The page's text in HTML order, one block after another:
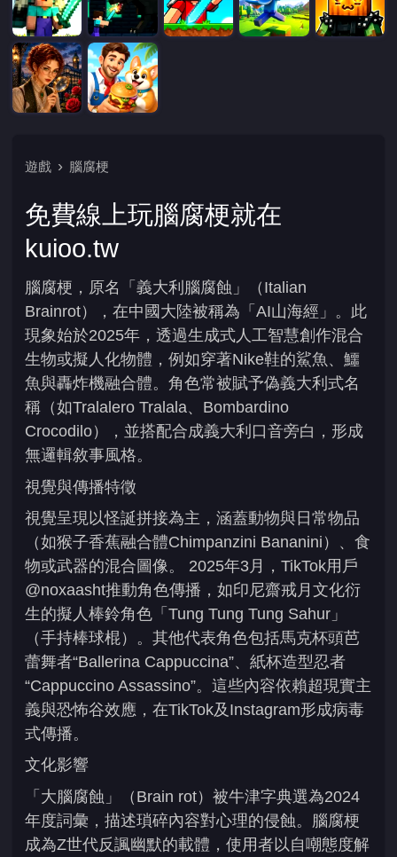
遊戲 腦腐梗
免費線上玩腦腐梗就在
kuioo.tw
腦腐梗，原名「義大利腦腐蝕」（Italian
Brainrot），在中國大陸被稱為「AI山海經」。此
現象始於2025年，透過生成式人工智慧創作混合
生物或擬人化物體，例如穿著Nike鞋的鯊魚、鱷
魚與轟炸機融合體。角色常被賦予偽義大利式名
稱（如Tralalero Tralala、Bombardino
Crocodilo），並搭配合成義大利口音旁白，形成
無邏輯敘事風格。
視覺與傳播特徵
視覺呈現以怪誕拼接為主，涵蓋動物與日常物品
（如猴子香蕉融合體Chimpanzini Bananini）、食
物或武器的混合圖像。 2025年3月，TikTok用戶
@noxaasht推動角色傳播，如印尼齋戒月文化衍
生的擬人棒鈴角色「Tung Tung Tung Sahur」
（手持棒球棍）。其他代表角色包括馬克杯頭芭
蕾舞者“Ballerina Cappuccina”、紙杯造型忍者
“Cappuccino Assassino”。這些內容依賴超現實主
義與恐怖谷效應，在TikTok及Instagram形成病毒
式傳播。
文化影響
「大腦腐蝕」（Brain rot）被牛津字典選為2024
年度詞彙，描述瑣碎內容對心理的侵蝕。腦腐梗
成為Z世代反諷幽默的載體，使用者以自嘲態度解